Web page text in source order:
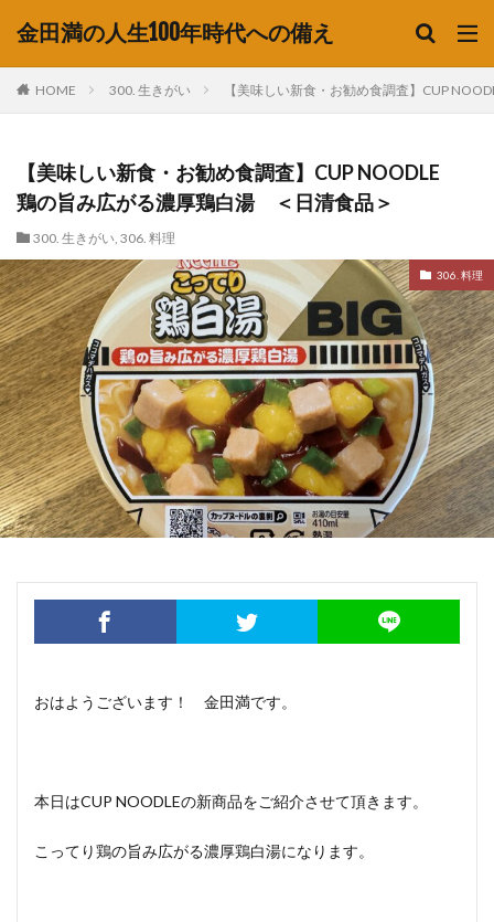
金田満の人生100年時代への備え
HOME 300. 生きがい 【美味しい新食・お勧め食調査】CUP
【美味しい新食・お勧め食調査】CUP NOODLE
鶏の旨み広がる濃厚鶏白湯 ＜日清食品＞
300. 生きがい, 306. 料理
306. 料理
おはようございます！ 金田満です。
本日はCUP NOODLEの新商品をご紹介させて頂きます。
こってり鶏の旨み広がる濃厚鶏白湯になります。